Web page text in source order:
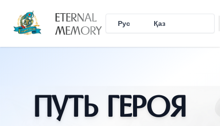
ETERNAL
MEMORY Рус Қаз
Путь Героя